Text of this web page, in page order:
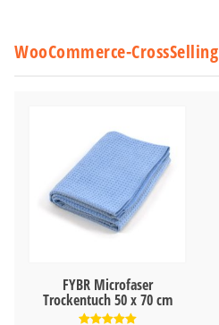
WooCommerce-CrossSelling
FYBR Microfaser
Trockentuch 50 x 70 cm